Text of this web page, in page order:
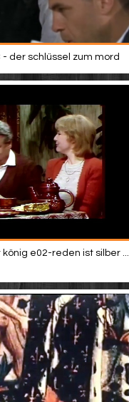
- der schlüssel zum mord
e02-reden ist silber ...